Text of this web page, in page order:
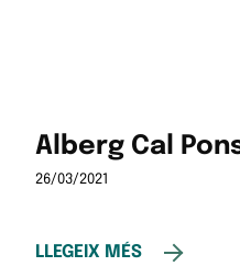
Alberg Cal
26/03/2021
LLEGEIX MÉS